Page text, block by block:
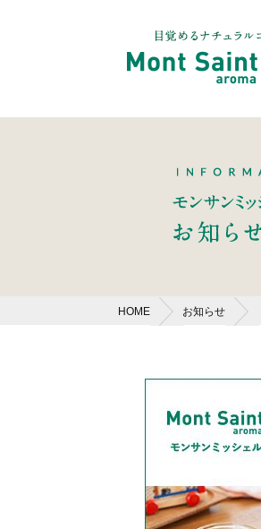
HOME お知らせ